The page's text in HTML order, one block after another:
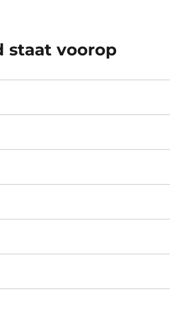
staat voorop